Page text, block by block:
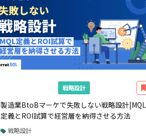
戦略設計
製造業BtoBマーケで失敗しない戦略設計|MQL
定義とROI試算で経営層を納得させる方法
戦略設計